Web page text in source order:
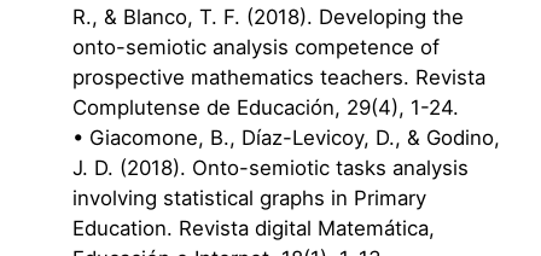
R., & Blanco, T. F. (2018). Developing the
onto-semiotic analysis competence of
prospective mathematics teachers. Revista
Complutense de Educación, 29(4), 1-24.
• Giacomone, B., Díaz-Levicoy, D., & Godino,
J. D. (2018). Onto-semiotic tasks analysis
involving statistical graphs in Primary
Education. Revista digital Matemática,